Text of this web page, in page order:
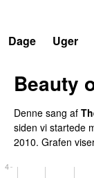
Dage
Uger
Beauty
Denne sang af
siden vi startede
2010. Grafen
4